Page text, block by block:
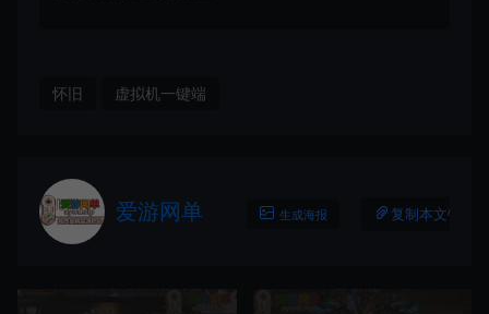
怀旧 虚拟机一键端
爱游网单 生成海报 复制本文链接